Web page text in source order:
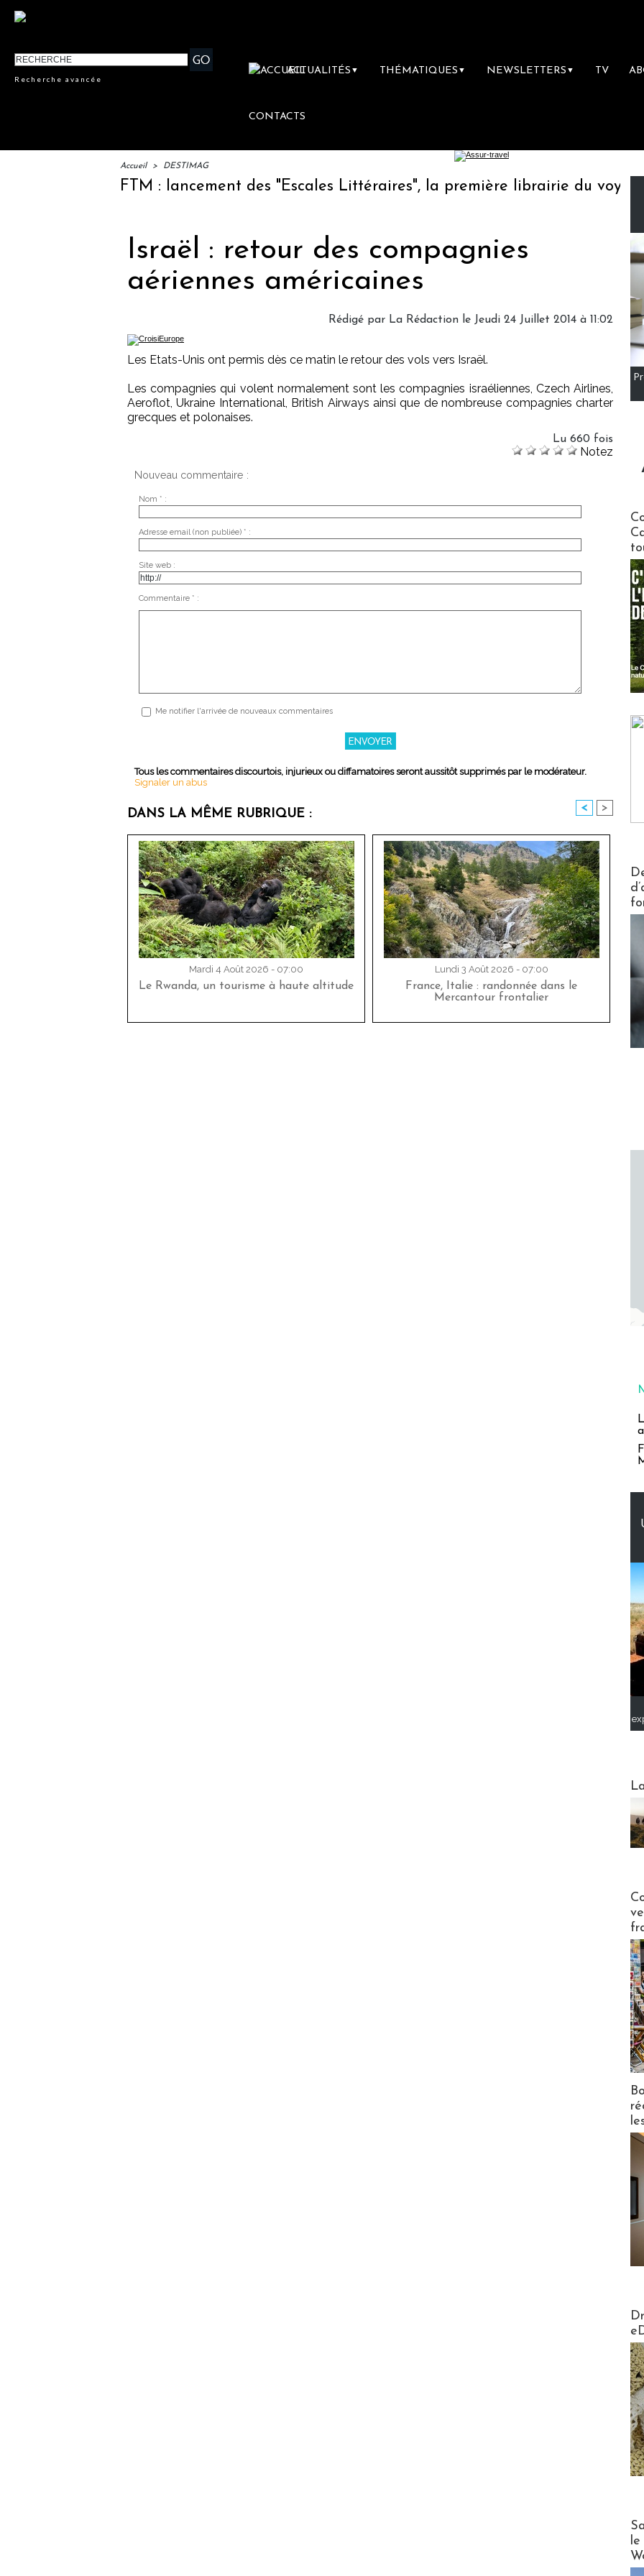
Recherche avancée
ACTUALITÉS ▼ THÉMATIQUES ▼ NEWSLETTERS ▼ TV
CONTACTS
Accueil > DESTIMAG
IFTM : lancement des "Escales Littéraires", la première librairie du voyage
Israël : retour des compagnies
aériennes américaines
Rédigé par La Rédaction le Jeudi 24 Juillet 2014 à 11:02
Les Etats-Unis ont permis dès ce matin le retour des vols vers Israël.
Les compagnies qui volent normalement sont les compagnies israéliennes, Czech Airlines,
Aeroflot, Ukraine International, British Airways ainsi que de nombreuse compagnies charter
grecques et polonaises.
Lu 660 fois
Notez
Nouveau commentaire :
Nom * :
Adresse email (non publiée) * :
Site web :
Commentaire * :
Me notifier l'arrivée de nouveaux commentaires
Tous les commentaires discourtois, injurieux ou diffamatoires seront aussitôt supprimés par le modérateur.
Signaler un abus
DANS LA MÊME RUBRIQUE : < >
Mardi 4 Août 2026 - 07:00
Le Rwanda, un tourisme à haute altitude
Lundi 3 Août 2026 - 07:00
France, Italie : randonnée dans le
Mercantour frontalier
le